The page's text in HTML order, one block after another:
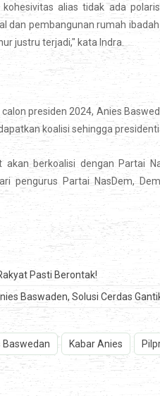
alias tidak ada
dan pembangunan rumah
justru terjadi," kata Indra.
presiden 2024, Anies
koalisi sehingga
berkoalisi dengan Partai
pengurus Partai NasDem,
Pasti Berontak!
Baswaden, Solusi Cerdas
Baswedan Kabar Anies